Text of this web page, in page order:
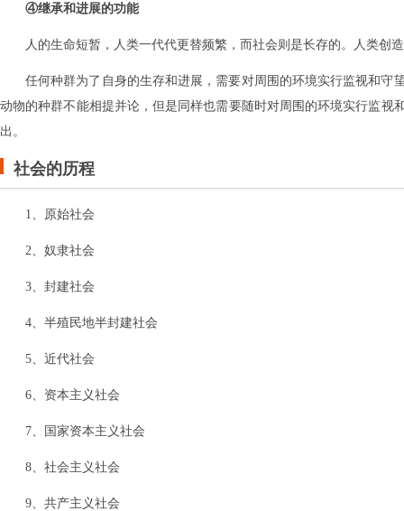
④继承和进展的功能
人的生命短暂，人类一代代更替频繁，而社会则是长存的。人类创
任何种群为了自身的生存和进展，需要对周围的环境实行监视和
动物的种群不能相提并论，但是同样也需要随时对周围的环境实行监
出。
社会的历程
1、原始社会
2、奴隶社会
3、封建社会
4、半殖民地半封建社会
5、近代社会
6、资本主义社会
7、国家资本主义社会
8、社会主义社会
9、共产主义社会